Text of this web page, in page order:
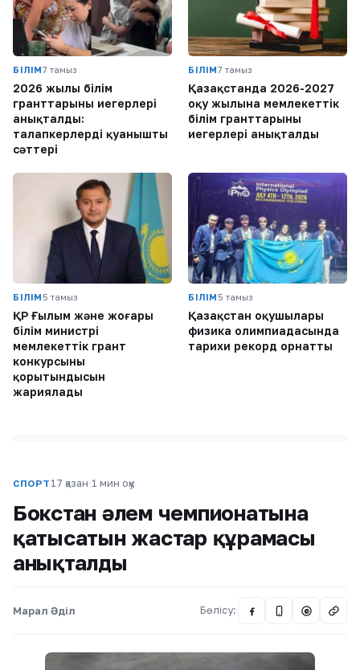
БІЛІМ7 тамыз
2026 жылы білім
гранттарының иегерлері
анықталды:
талапкерлердің қуанышты
сәттері
БІЛІМ7 тамыз
Қазақстанда 2026-2027
оқу жылына мемлекеттік
білім гранттарының
иегерлері анықталды
БІЛІМ 5 тамыз
ҚР Ғылым және жоғары
білім министрі
мемлекеттік грант
конкурсының
қорытындысын
жариялады
БІЛІМ 5 тамыз
Қазақстан оқушылары
физика олимпиадасында
тарихи рекорд орнатты
СПОРТ 17 қазан·1 мин оқу
Бокстан әлем чемпионатына
қатысатын жастар құрамасы
анықталды
Марал Әділ Бөлісу: @